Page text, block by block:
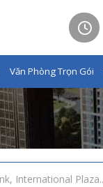
Văn Phòng Trọn Gói